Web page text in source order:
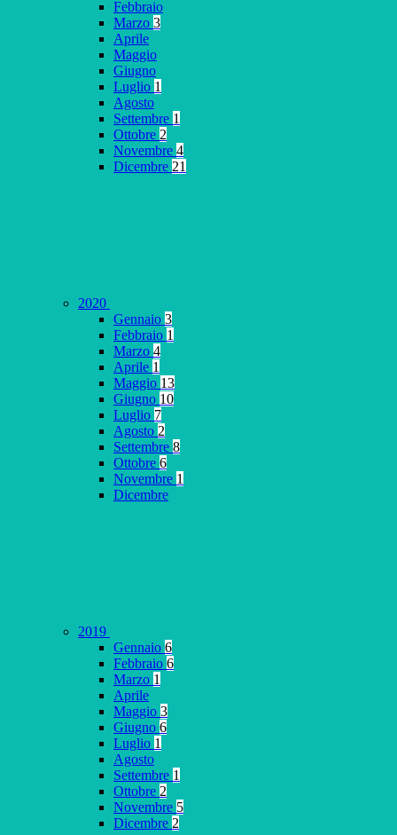
Febbraio
Marzo 3
Aprile
Maggio
Giugno
Luglio 1
Agosto
Settembre 1
Ottobre 2
Novembre 4
Dicembre 21
2020
Gennaio 3
Febbraio 1
Marzo 4
Aprile 1
Maggio 13
Giugno 10
Luglio 7
Agosto 2
Settembre 8
Ottobre 6
Novembre 1
Dicembre
2019
Gennaio 6
Febbraio 6
Marzo 1
Aprile
Maggio 3
Giugno 6
Luglio 1
Agosto
Settembre 1
Ottobre 2
Novembre 5
Dicembre 2